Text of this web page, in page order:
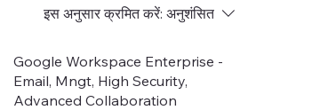
इस अनुसार क्रमित करें: अनुशंसित
Google Workspace Enterprise -
Email, Mngt, High Security,
Advanced Collaboration